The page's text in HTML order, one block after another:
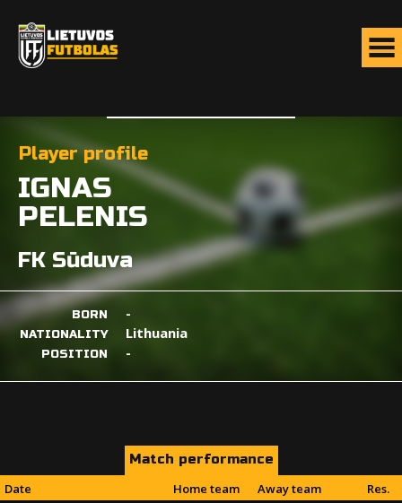
Player profile
IGNAS
PELENIS
FK Sūduva
BORN -
NATIONALITY Lithuania
POSITION -
Match performance
Date
Home team Away team Res.